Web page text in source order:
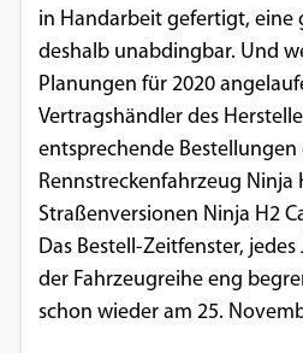
in Handarbeit gefertigt, eine
deshalb unabdingbar. Und
Planungen für 2020
Vertragshändler des
entsprechende Bestellungen
Rennstreckenfahrzeug Ninja
Straßenversionen Ninja H2
Das Bestell-Zeitfenster, jedes
der Fahrzeugreihe eng
schon wieder am 25.
Einverständnis-
Name:
cookie_consent
Dieser Cookie
Einverständnis-
Cookie Laufzeit: